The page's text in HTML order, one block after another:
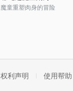
魔童重塑肉身的冒险
权利声明 使用帮助